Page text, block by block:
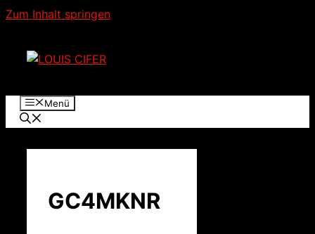
Zum Inhalt springen
Menü
GC4MKNR